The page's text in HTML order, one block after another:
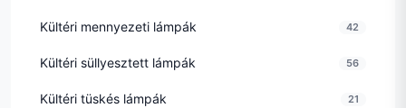
Kültéri mennyezeti lámpák 42
Kültéri süllyesztett lámpák 56
Kültéri tüskés lámpák 21